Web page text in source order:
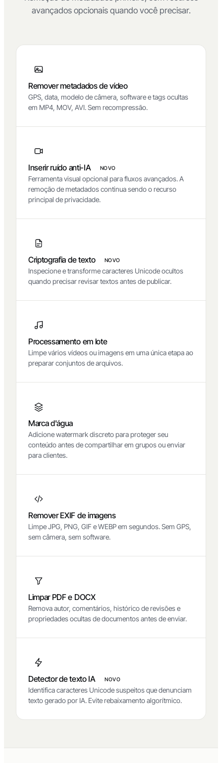
avançados opcionais quando você precisar.
Remover metadados de vídeo
GPS, data, modelo de câmera, software e tags ocultas
em MP4, MOV, AVI. Sem recompressão.
Inserir ruído anti-IA NOVO
Ferramenta visual opcional para fluxos avançados. A
remoção de metadados continua sendo o recurso
principal de privacidade.
Criptografia de texto NOVO
Inspecione e transforme caracteres Unicode ocultos
quando precisar revisar textos antes de publicar.
Processamento em lote
Limpe vários vídeos ou imagens em uma única etapa ao
preparar conjuntos de arquivos.
Marca d'água
Adicione watermark discreto para proteger seu
conteúdo antes de compartilhar em grupos ou enviar
para clientes.
Remover EXIF de imagens
Limpe JPG, PNG, GIF e WEBP em segundos. Sem GPS,
sem câmera, sem software.
Limpar PDF e DOCX
Remova autor, comentários, histórico de revisões e
propriedades ocultas de documentos antes de enviar.
Detector de texto IA NOVO
Identifica caracteres Unicode suspeitos que denunciam
texto gerado por IA. Evite rebaixamento algorítmico.